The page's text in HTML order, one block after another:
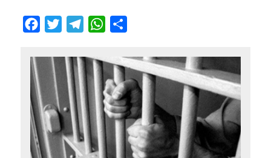
Facebook
Twitter TelegramWhatsApp